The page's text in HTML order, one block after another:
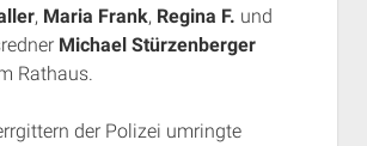
, Maria Frank, Regina F. und
Michael Stürzenberger
Rathaus.
der Polizei umringte